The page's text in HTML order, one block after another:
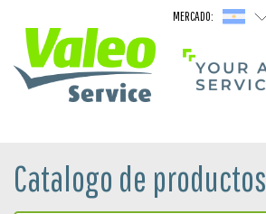
MERCADO:
Catalogo de productos